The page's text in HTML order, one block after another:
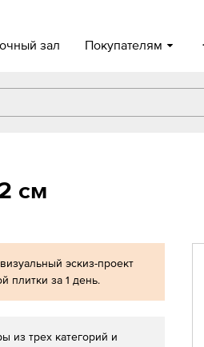
зал Покупателям
см
эскиз-проект
плитки за 1 день.
из трех категорий и